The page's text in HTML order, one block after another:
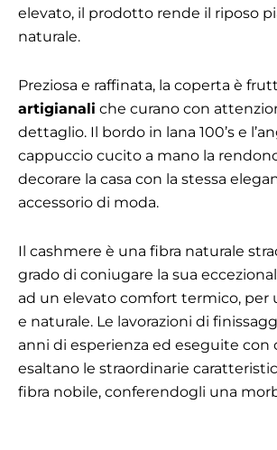
elevato, il prodotto rende il riposo
naturale.
Preziosa e raffinata, la coperta è
artigianali che curano con
dettaglio. Il bordo in lana 100’s e
cappuccio cucito a mano la
decorare la casa con la stessa
accessorio di moda.
Il cashmere è una fibra naturale
grado di coniugare la sua
ad un elevato comfort termico, per
e naturale. Le lavorazioni di
anni di esperienza ed eseguite con
esaltano le straordinarie
fibra nobile, conferendogli una